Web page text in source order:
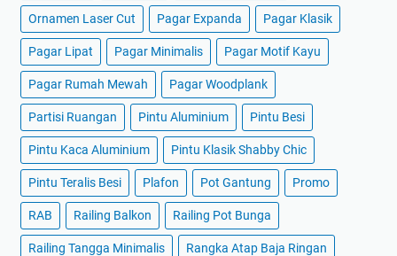
Ornamen Laser Cut Pagar Expanda Pagar Klasik
Pagar Lipat Pagar Minimalis Pagar Motif Kayu
Pagar Rumah Mewah Pagar Woodplank
Partisi Ruangan Pintu Aluminium Pintu Besi
Pintu Kaca Aluminium Pintu Klasik Shabby Chic
Pintu Teralis Besi Plafon Pot Gantung Promo
RAB Railing Balkon Railing Pot Bunga
Railing Tangga Minimalis Rangka Atap Baja Ringan